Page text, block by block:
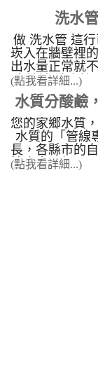
洗水
做 洗水管 這
崁入在牆壁裡
出水量正常就
來談談 洗水管
壽命比較長
更換後濾心一
後六個月都不
&nbsp; 2.
(點我看詳細...)
水質分酸鹼
淨出手，
您的家鄉水質
水質的「管線
長，各縣市的
性也大不相同
中南部的偏鹼
性水質與鐵鏽
(點我看詳細...)